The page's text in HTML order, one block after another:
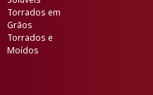
Torrados em
Grãos
Torrados e
Moídos